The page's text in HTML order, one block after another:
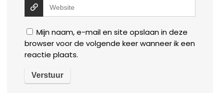
Mijn naam, e-mail en site opslaan in deze
browser voor de volgende keer wanneer ik een
reactie plaats.